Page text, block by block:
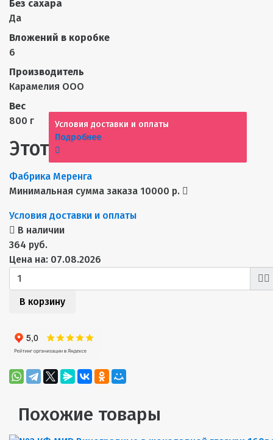
Без сахара
Да
Вложений в коробке
6
Производитель
Карамелия ООО
Вес
800 г
Этот товар из категорий
Фабрика Меренга
Минимальная сумма заказа 10000 р.
Условия доставки и оплаты
В наличии
364 руб.
Цена на: 07.08.2026
В корзину
Похожие товары
Условия доставки и оплаты
Подробнее